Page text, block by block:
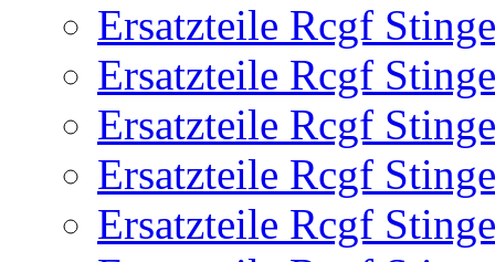
Ersatzteile Rcgf
Ersatzteile Rcgf
Ersatzteile Rcgf
Ersatzteile Rcgf
Ersatzteile Rcgf